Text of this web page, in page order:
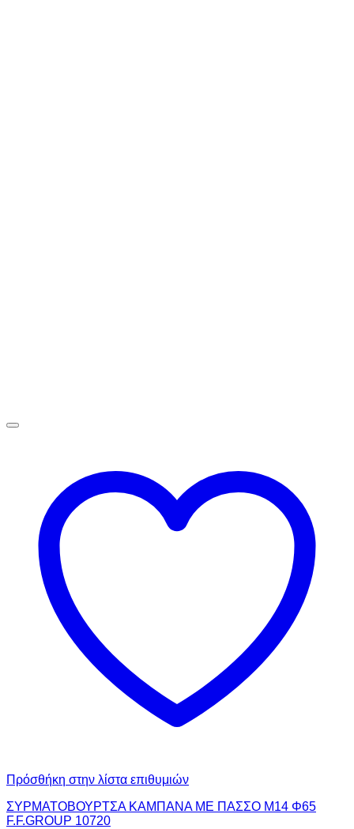
Πρόσθήκη στην λίστα επιθυμιών
ΣΥΡΜΑΤΟΒΟΥΡΤΣΑ ΚΑΜΠΑΝΑ ΜΕ ΠΑΣΣΟ Μ14 Φ65
F.F.GROUP 10720